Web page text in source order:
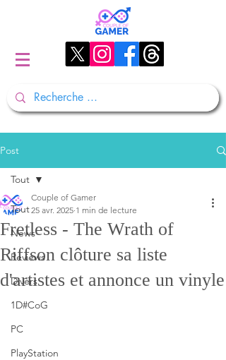
Post
Tout
News
Reviews
Divers
1D#CoG
PC
PlayStation
Tout
Fretless - The Wrath of
Riffson clôture sa liste
d'artistes et annonce un vinyle
Couple of Gamer
25 avr. 2025 1 min de lecture